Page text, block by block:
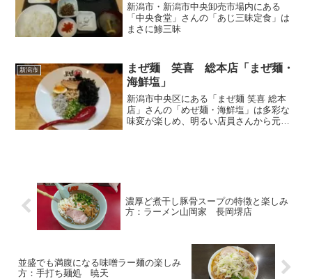
新潟市・新潟市中央卸売市場内にある
「中央食堂」さんの「あじ三昧定食」は
まさに鯵三昧
新潟市
まぜ麺 笑喜 総本店「まぜ麺・
海鮮塩」
新潟市中央区にある「まぜ麺 笑喜 総本
店」さんの「めぜ麺・海鮮塩」は多彩な
味変が楽しめ、明るい店員さんから元気
濃厚ど煮干し豚骨スープの特徴と楽しみ
方：ラーメン山岡家 長岡堺店
並盛でも満腹になる味噌ラー麺の楽しみ
方：手打ち麺処 暁天